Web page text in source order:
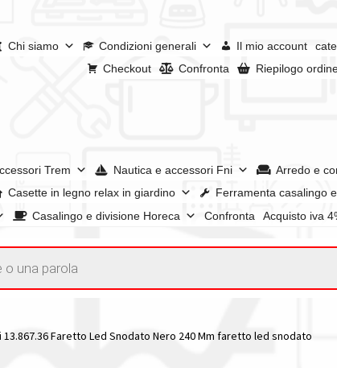
Chi siamo Condizioni generali Il mio account
Checkout
Confronta Riepilogo
Trem Nautica e accessori Fni
Arredo e
Casette in legno relax in giardino
Ferramenta casalingo
Casalingo e divisione Horeca Confronta Acquisto iva
ConfrontaConfrontaI nostri negoziRiepilogo ordine
dei prodottiWishlistCheckoutIl mio account
13.867.36 Faretto Led Snodato Nero 240 Mm faretto led snodato